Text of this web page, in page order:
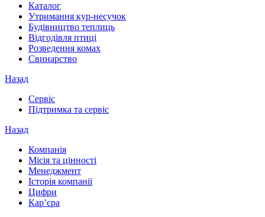
Каталог
Утримання кур-несучок
Будівництво теплиць
Відгодівля птиці
Розведення комах
Свинарство
Назад
Сервіс
Підтримка та сервіс
Назад
Компанія
Місія та цінності
Менеджмент
Історія компанії
Цифри
Кар’єра